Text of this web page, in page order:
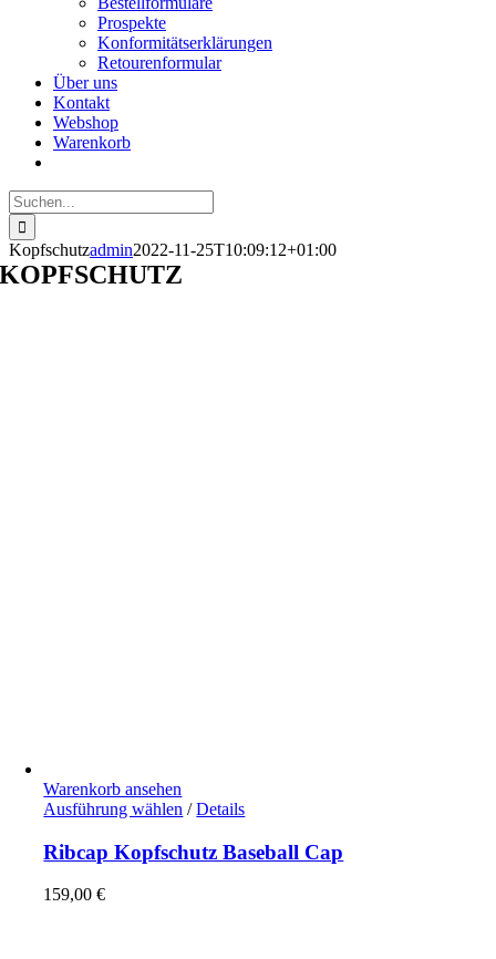
Prospekte
Konformitätserklärungen
Retourenformular
Über uns
Kontakt
Webshop
Warenkorb
Suche
nach:
Kopfschutzadmin2022-11-25T10:09:12+01:00
KOPFSCHUTZ
Warenkorb ansehen
Ausführung wählen Dieses
weist
mehrere
/ Details
Ribcap Kopfschutz Baseball Cap
159,00€